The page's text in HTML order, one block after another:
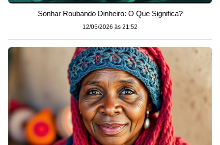
Sonhar Roubando Dinheiro: O Que Significa?
12/05/2026 às 21:52